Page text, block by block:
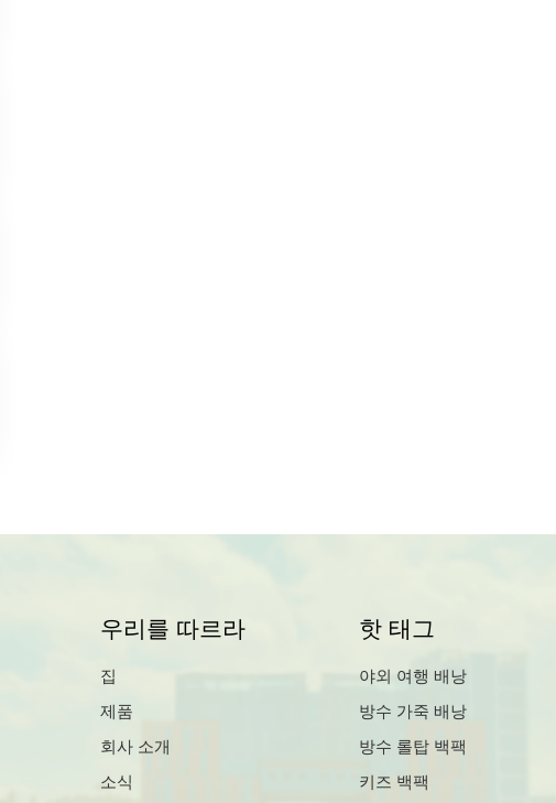
우리를 따르라
집
제품
회사 소개
소식
핫 태그
야외 여행 배낭
방수 가죽 배낭
방수 롤탑 백팩
키즈 백팩